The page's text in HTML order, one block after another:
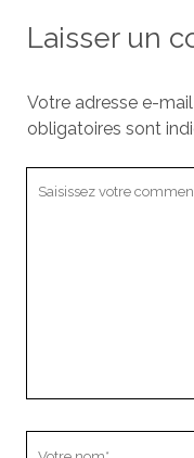
Laisser un
Votre adresse e-
obligatoires sont